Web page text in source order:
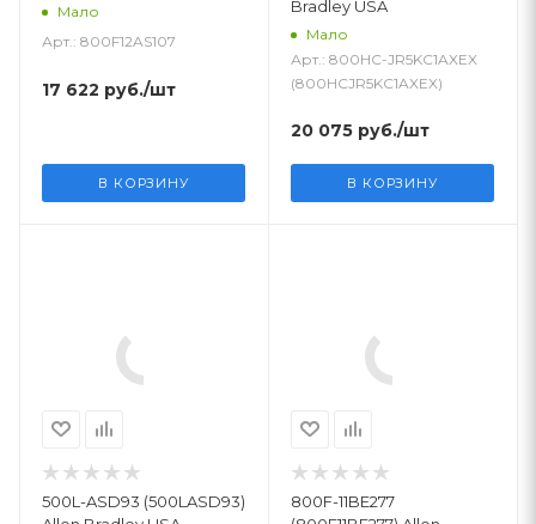
Мало
Арт.: 800F12AS107
17 622 руб./шт
В КОРЗИНУ
Bradley USA
Мало
Арт.: 800HC-JR5KC1AXEX
(800HCJR5KC1AXEX)
20 075 руб./шт
В КОРЗИНУ
500L-ASD93 (500LASD93)
800F-11BE277